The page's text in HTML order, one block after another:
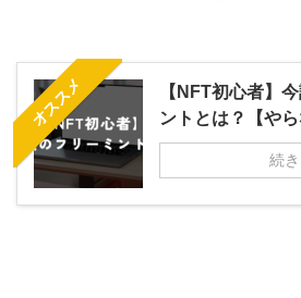
オススメ
【NFT初心者】
ントとは？【やら
続